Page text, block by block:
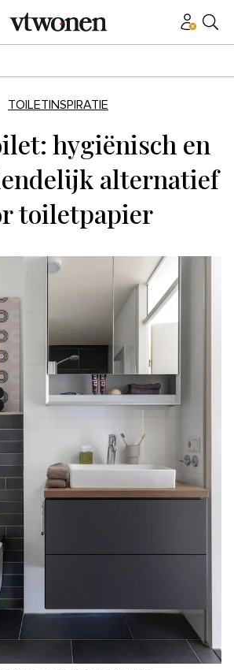
TOILETINSPIRATIE
hygiënisch en
alternatief
toiletpapier